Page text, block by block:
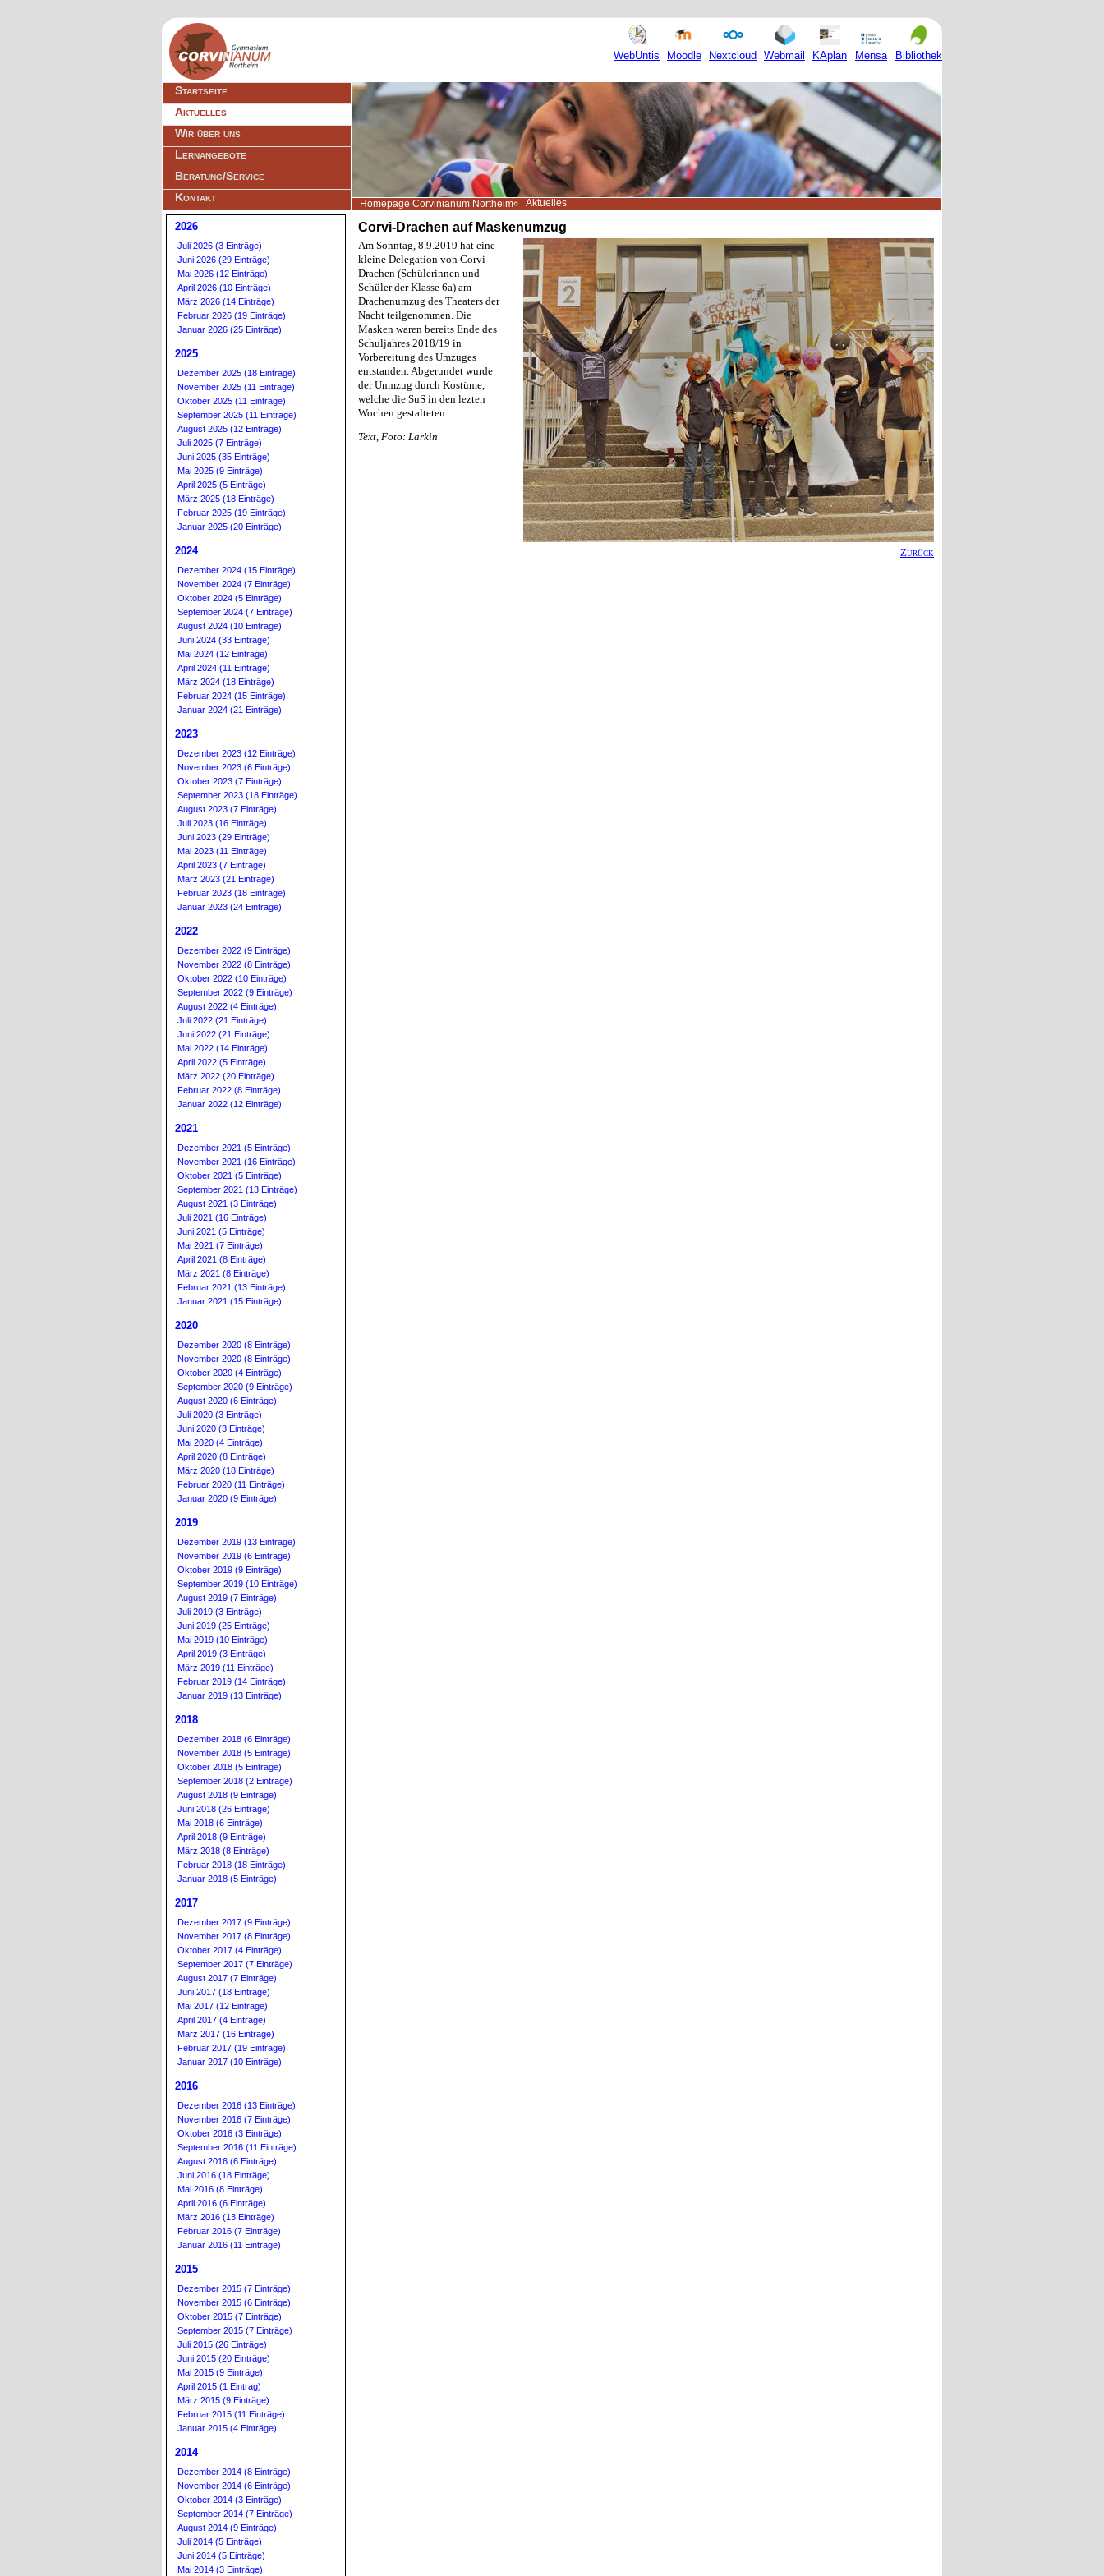
WebUntis Moodle Nextcloud Webmail KAplan Mensa Bibliothek
Navigation
überspringen
Startseite
Aktuelles
Wir über uns
Lernangebote
Beratung/Service
Kontakt
Homepage Corvinianum Northeim Aktuelles
Corvi-Drachen auf Maskenumzug
Am Sonntag, 8.9.2019 hat eine
kleine Delegation von Corvi-
Drachen (Schülerinnen und
Schüler der Klasse 6a) am
Drachenumzug des Theaters der
Nacht teilgenommen. Die
Masken waren bereits Ende des
Schuljahres 2018/19 in
Vorbereitung des Umzuges
entstanden. Abgerundet wurde
der Unmzug durch Kostüme,
welche die SuS in den lezten
Wochen gestalteten.
Text, Foto: Larkin
Zurück
2026
Juli 2026 (3 Einträge)
Juni 2026 (29 Einträge)
Mai 2026 (12 Einträge)
April 2026 (10 Einträge)
März 2026 (14 Einträge)
Februar 2026 (19 Einträge)
Januar 2026 (25 Einträge)
2025
Dezember 2025 (18 Einträge)
November 2025 (11 Einträge)
Oktober 2025 (11 Einträge)
September 2025 (11 Einträge)
August 2025 (12 Einträge)
Juli 2025 (7 Einträge)
Juni 2025 (35 Einträge)
Mai 2025 (9 Einträge)
April 2025 (5 Einträge)
März 2025 (18 Einträge)
Februar 2025 (19 Einträge)
Januar 2025 (20 Einträge)
2024
Dezember 2024 (15 Einträge)
November 2024 (7 Einträge)
Oktober 2024 (5 Einträge)
September 2024 (7 Einträge)
August 2024 (10 Einträge)
Juni 2024 (33 Einträge)
Mai 2024 (12 Einträge)
April 2024 (11 Einträge)
März 2024 (18 Einträge)
Februar 2024 (15 Einträge)
Januar 2024 (21 Einträge)
2023
Dezember 2023 (12 Einträge)
November 2023 (6 Einträge)
Oktober 2023 (7 Einträge)
September 2023 (18 Einträge)
August 2023 (7 Einträge)
Juli 2023 (16 Einträge)
Juni 2023 (29 Einträge)
Mai 2023 (11 Einträge)
April 2023 (7 Einträge)
März 2023 (21 Einträge)
Februar 2023 (18 Einträge)
Januar 2023 (24 Einträge)
2022
Dezember 2022 (9 Einträge)
November 2022 (8 Einträge)
Oktober 2022 (10 Einträge)
September 2022 (9 Einträge)
August 2022 (4 Einträge)
Juli 2022 (21 Einträge)
Juni 2022 (21 Einträge)
Mai 2022 (14 Einträge)
April 2022 (5 Einträge)
März 2022 (20 Einträge)
Februar 2022 (8 Einträge)
Januar 2022 (12 Einträge)
2021
Dezember 2021 (5 Einträge)
November 2021 (16 Einträge)
Oktober 2021 (5 Einträge)
September 2021 (13 Einträge)
August 2021 (3 Einträge)
Juli 2021 (16 Einträge)
Juni 2021 (5 Einträge)
Mai 2021 (7 Einträge)
April 2021 (8 Einträge)
März 2021 (8 Einträge)
Februar 2021 (13 Einträge)
Januar 2021 (15 Einträge)
2020
Dezember 2020 (8 Einträge)
November 2020 (8 Einträge)
Oktober 2020 (4 Einträge)
September 2020 (9 Einträge)
August 2020 (6 Einträge)
Juli 2020 (3 Einträge)
Juni 2020 (3 Einträge)
Mai 2020 (4 Einträge)
April 2020 (8 Einträge)
März 2020 (18 Einträge)
Februar 2020 (11 Einträge)
Januar 2020 (9 Einträge)
2019
Dezember 2019 (13 Einträge)
November 2019 (6 Einträge)
Oktober 2019 (9 Einträge)
September 2019 (10 Einträge)
August 2019 (7 Einträge)
Juli 2019 (3 Einträge)
Juni 2019 (25 Einträge)
Mai 2019 (10 Einträge)
April 2019 (3 Einträge)
März 2019 (11 Einträge)
Februar 2019 (14 Einträge)
Januar 2019 (13 Einträge)
2018
Dezember 2018 (6 Einträge)
November 2018 (5 Einträge)
Oktober 2018 (5 Einträge)
September 2018 (2 Einträge)
August 2018 (9 Einträge)
Juni 2018 (26 Einträge)
Mai 2018 (6 Einträge)
April 2018 (9 Einträge)
März 2018 (8 Einträge)
Februar 2018 (18 Einträge)
Januar 2018 (5 Einträge)
2017
Dezember 2017 (9 Einträge)
November 2017 (8 Einträge)
Oktober 2017 (4 Einträge)
September 2017 (7 Einträge)
August 2017 (7 Einträge)
Juni 2017 (18 Einträge)
Mai 2017 (12 Einträge)
April 2017 (4 Einträge)
März 2017 (16 Einträge)
Februar 2017 (19 Einträge)
Januar 2017 (10 Einträge)
2016
Dezember 2016 (13 Einträge)
November 2016 (7 Einträge)
Oktober 2016 (3 Einträge)
September 2016 (11 Einträge)
August 2016 (6 Einträge)
Juni 2016 (18 Einträge)
Mai 2016 (8 Einträge)
April 2016 (6 Einträge)
März 2016 (13 Einträge)
Februar 2016 (7 Einträge)
Januar 2016 (11 Einträge)
2015
Dezember 2015 (7 Einträge)
November 2015 (6 Einträge)
Oktober 2015 (7 Einträge)
September 2015 (7 Einträge)
Juli 2015 (26 Einträge)
Juni 2015 (20 Einträge)
Mai 2015 (9 Einträge)
April 2015 (1 Eintrag)
März 2015 (9 Einträge)
Februar 2015 (11 Einträge)
Januar 2015 (4 Einträge)
2014
Dezember 2014 (8 Einträge)
November 2014 (6 Einträge)
Oktober 2014 (3 Einträge)
September 2014 (7 Einträge)
August 2014 (9 Einträge)
Juli 2014 (5 Einträge)
Juni 2014 (5 Einträge)
Mai 2014 (3 Einträge)